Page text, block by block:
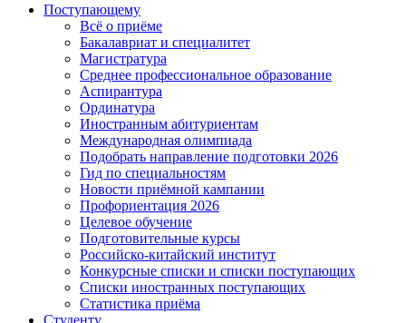
Поступающему
Всё о приёме
Бакалавриат и специалитет
Магистратура
Среднее профессиональное образование
Аспирантура
Ординатура
Иностранным абитуриентам
Международная олимпиада
Подобрать направление подготовки 2026
Гид по специальностям
Новости приёмной кампании
Профориентация 2026
Целевое обучение
Подготовительные курсы
Российско-китайский институт
Конкурсные списки и списки поступающих
Списки иностранных поступающих
Статистика приёма
Студенту